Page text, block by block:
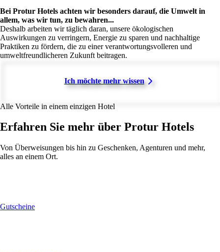
Bei Protur Hotels achten wir besonders darauf, die Umwelt in
allem, was wir tun, zu bewahren...
Deshalb arbeiten wir täglich daran, unsere ökologischen
Auswirkungen zu verringern, Energie zu sparen und nachhaltige
Praktiken zu fördern, die zu einer verantwortungsvolleren und
umweltfreundlicheren Zukunft beitragen.
Ich möchte mehr wissen
Alle Vorteile in einem einzigen Hotel
Erfahren Sie mehr über Protur Hotels
Von Überweisungen bis hin zu Geschenken, Agenturen und mehr,
alles an einem Ort.
Gutscheine